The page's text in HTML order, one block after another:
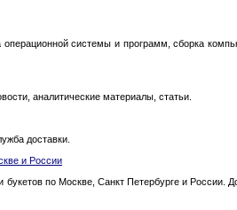
системы и программ, сборка
аналитические материалы, статьи.
доставки.
и России
по Москве, Санкт Петербурге и России.